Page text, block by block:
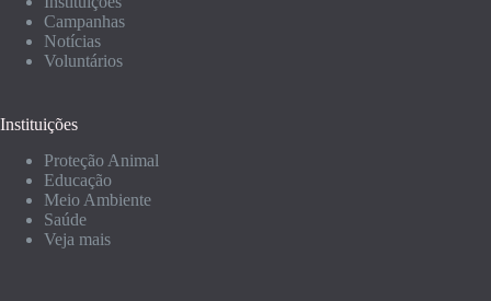
Campanhas
Notícias
Voluntários
Instituições
Proteção Animal
Educação
Meio Ambiente
Saúde
Veja mais